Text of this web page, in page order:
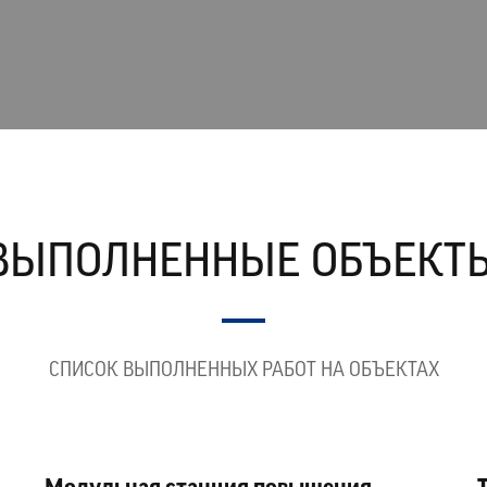
СПИСОК ВЫПОЛНЕННЫХ РАБОТ НА ОБЪЕКТАХ